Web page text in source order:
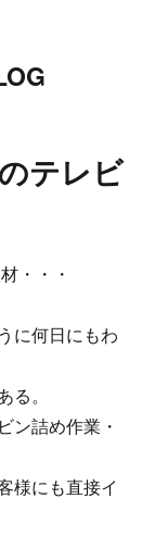
テレビ
・・・
に何日にもわ
る。
ン詰め作業・
様にも直接イ